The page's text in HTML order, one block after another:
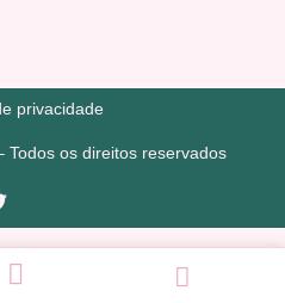
privacidade
Todos os direitos reservados